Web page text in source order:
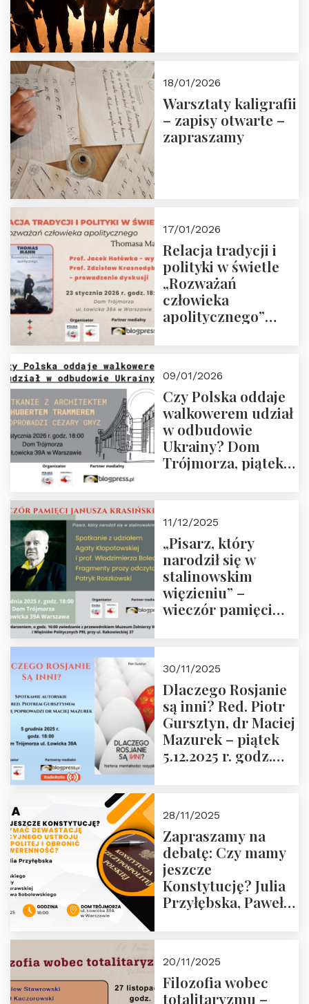
18/01/2026
Warsztaty kaligrafii
– zapisy otwarte –
zapraszamy
17/01/2026
Relacja tradycji i
polityki w świetle
„Rozważań
człowieka
apolitycznego”
godz. 18:00.
Zapraszamy!
09/01/2026
Czy Polska oddaje
walkowerem udział
w odbudowie
Ukrainy? Dom
Trójmorza, piątek
11/12/2025
„Pisarz, który
narodził się w
stalinowskim
więzieniu” –
wieczór pamięci
zwiedzanie
Muzeum Żołnierzy
Wyklętych i
Więźniów
Politycznych PRL o
godz. 16:00 – 19
30/11/2025
Dlaczego Rosjanie
są inni? Red. Piotr
Gursztyn, dr Maciej
Mazurek – piątek
5.12.2025 r. godz.
28/11/2025
Zapraszamy na
debatę: Czy mamy
jeszcze
Konstytucję? Julia
Przyłębska, Paweł
Przemysław
Sobolewski – 4
20/11/2025
Filozofia wobec
totalitaryzmu –